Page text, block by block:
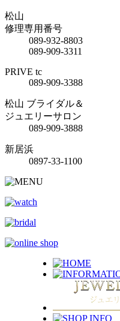
松山
修理専用番号
089-932-8803
089-909-3311
PRIVE tc
089-909-3388
松山 ブライダル＆
ジュエリーサロン
089-909-3888
新居浜
0897-33-1100